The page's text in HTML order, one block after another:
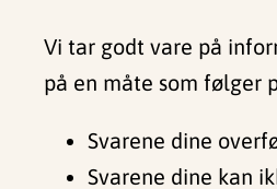
Vi tar godt vare på
på en måte som følger
Svarene dine
Svarene dine kan